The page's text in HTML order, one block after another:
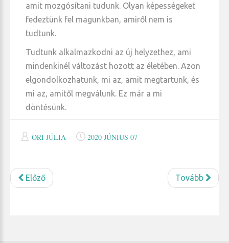
amit mozgósítani tudunk. Olyan képességeket
fedeztünk fel magunkban, amiről nem is
tudtunk.
Tudtunk alkalmazkodni az új helyzethez, ami
mindenkinél változást hozott az életében. Azon
elgondolkozhatunk, mi az, amit megtartunk, és
mi az, amitől megválunk. Ez már a mi
döntésünk.
ŐRI JÚLIA 2020 JÚNIUS 07
Előző Tovább